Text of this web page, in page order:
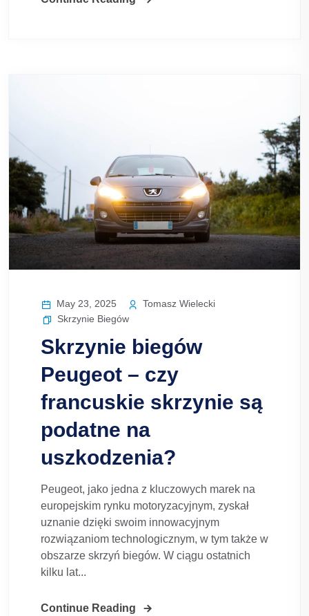
May 23, 2025
Tomasz Wielecki
Skrzynie Biegów
Skrzynie biegów
Peugeot – czy
francuskie skrzynie są
podatne na
uszkodzenia?
Peugeot, jako jedna z kluczowych marek na
europejskim rynku motoryzacyjnym, zyskał
uznanie dzięki swoim innowacyjnym
rozwiązaniom technologicznym, w tym także w
obszarze skrzyń biegów. W ciągu ostatnich
kilku lat...
Continue Reading